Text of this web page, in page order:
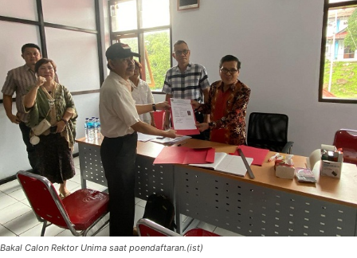
Bakal Calon Rektor Unima saat poendaftaran.(ist)